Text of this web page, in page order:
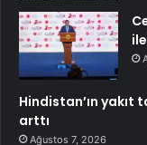
Hindistan’ın yakıt
arttı
Ağustos 7, 2026